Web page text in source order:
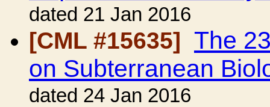
dated 21 Jan 2016
[CML #15635] The
on Subterranean
dated 24 Jan 2016